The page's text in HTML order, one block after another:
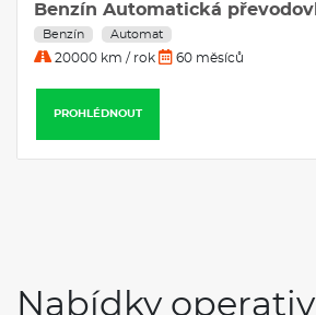
Benzín Automatická
Benzín Automat
20000 km / rok 60 měsíců
PROHLÉDNOUT
Nabídky